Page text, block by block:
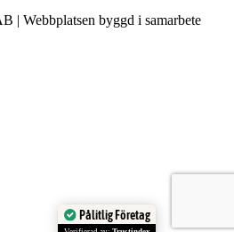
| Webbplatsen byggd i samarbete
Pålitlig Företag